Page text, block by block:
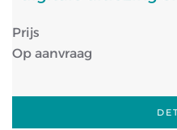
Prijs
Op aanvraag